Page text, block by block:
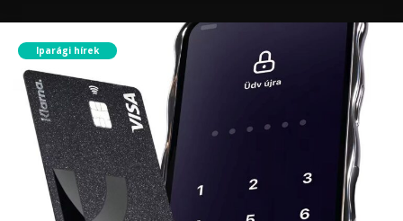
Iparági hírek